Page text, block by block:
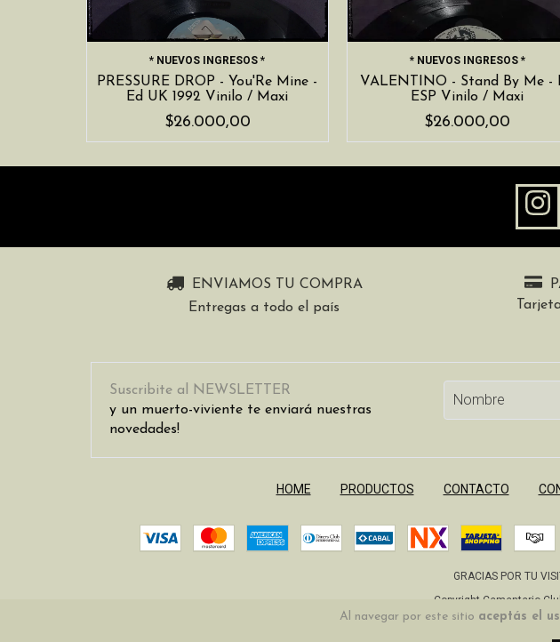
Al navegar por este sitio aceptás el
* NUEVOS INGRESOS *
PRESSURE DROP - You'Re Mine -
Ed UK 1992 Vinilo / Maxi
$26.000,00
* NUEVOS INGRESOS *
VALENTINO - Stand By Me -
ESP Vinilo / Maxi
$26.000,00
ENVIAMOS TU COMPRA
Entregas a todo el país
Suscribite al NEWSLETTER
y un muerto-viviente te enviará nuestras
novedades!
HOME PRODUCTOS CONTACTO
GRACIAS POR TU
Copyright Cementerio
Defensa de las y los